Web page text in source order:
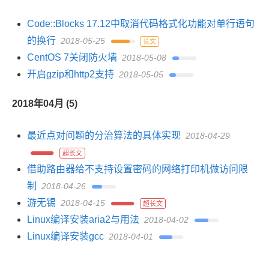
Code::Blocks 17.12中取消代码格式化功能对单行语句
的换行 2018-05-25 长文
CentOS 7关闭防火墙 2018-05-08
开启gzip和http2支持 2018-05-05
2018年04月 (5)
最近点对问题的分治算法的具体实现 2018-04-29
超长文
借助路由器给不支持设置密码的网络打印机做访问限
制
2018-04-26
游无锡 2018-04-15 超长文
Linux编译安装aria2与用法 2018-04-02
Linux编译安装gcc 2018-04-01